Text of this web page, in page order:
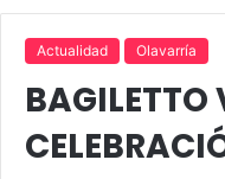
Actualidad Olavarría
BAGILETTO